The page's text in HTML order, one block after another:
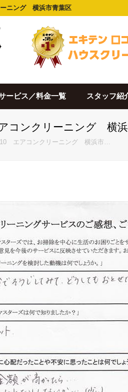
ニング 横浜市青葉区
ービス／料金一覧 スタッフ紹
コンクリーニング 横浜
10 エアコンクリーニング 横浜市…